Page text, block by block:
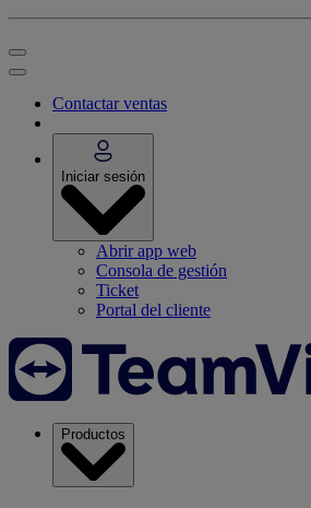
Contactar ventas
Iniciar sesión
Abrir app web
Consola de gestión
Ticket
Portal del cliente
Productos